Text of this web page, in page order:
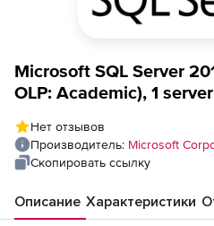
Microsoft SQL Server
OLP: Academic), 1
Нет отзывов
Производитель: Microsoft
Скопировать ссылку
Описание Характеристики